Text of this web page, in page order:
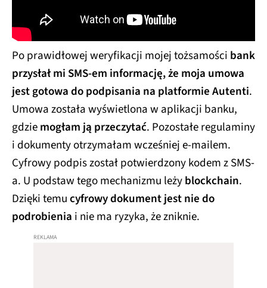
Po prawidłowej weryfikacji mojej tożsamości bank
przysłał mi SMS-em informację, że moja umowa
jest gotowa do podpisania na platformie Autenti.
Umowa została wyświetlona w aplikacji banku,
gdziemogłam ją przeczytać. Pozostałe regulaminy
i dokumenty otrzymałam wcześniej e-mailem.
Cyfrowy podpis został potwierdzony kodem z SMS-
a. U podstaw tego mechanizmu leżyblockchain.
Dzięki temucyfrowy dokument jest nie do
podrobienia i nie ma ryzyka, że zniknie.